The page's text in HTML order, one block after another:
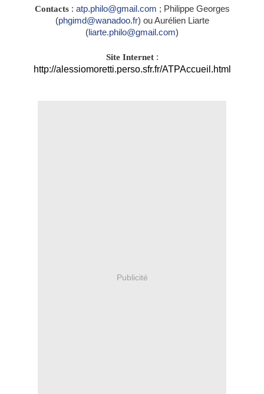
Contacts: atp.philo@gmail.com ; Philippe Georges
(phgimd@wanadoo.fr) ou Aurélien Liarte
( liarte.philo@gmail.com)
Site Internet:
http://alessiomoretti.perso.sfr.fr/ATPAccueil.html
Publicité